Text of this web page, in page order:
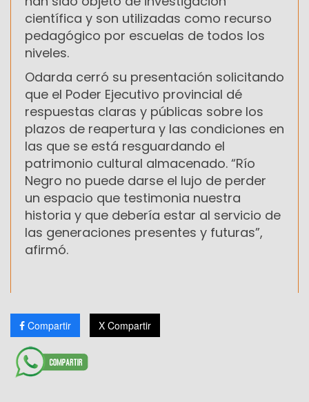
científica y son utilizadas como recurso
pedagógico por escuelas de todos los
niveles.
Odarda cerró su presentación solicitando
que el Poder Ejecutivo provincial dé
respuestas claras y públicas sobre los
plazos de reapertura y las condiciones en
las que se está resguardando el
patrimonio cultural almacenado. “Río
Negro no puede darse el lujo de perder
un espacio que testimonia nuestra
historia y que debería estar al servicio de
las generaciones presentes y futuras”,
afirmó.
Compartir X Compartir